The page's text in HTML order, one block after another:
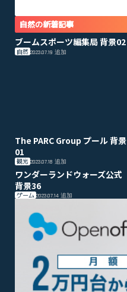
自然の新着記事
ブームスポーツ編集局 背景02
自然 2023.07.19 追加
The PARC Group プール 背景
01
観光 2023.07.18 追加
ワンダーランドウォーズ公式
背景36
ゲーム 2023.07.14 追加